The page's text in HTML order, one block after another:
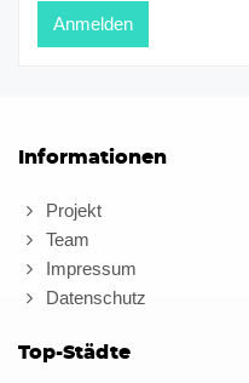
Informationen
Projekt
Team
Impressum
Datenschutz
Top-Städte